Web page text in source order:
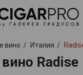
вино Италия